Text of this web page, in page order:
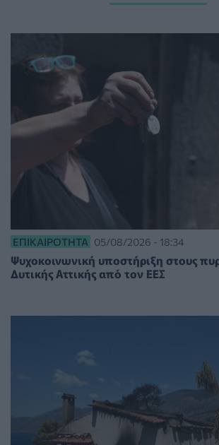
ΕΠΙΚΑΙΡΌΤΗΤΑ 05/08/2026 - 18:34
Ψυχοκοινωνική υποστήριξη στους
Δυτικής Αττικής από τον ΕΕΣ